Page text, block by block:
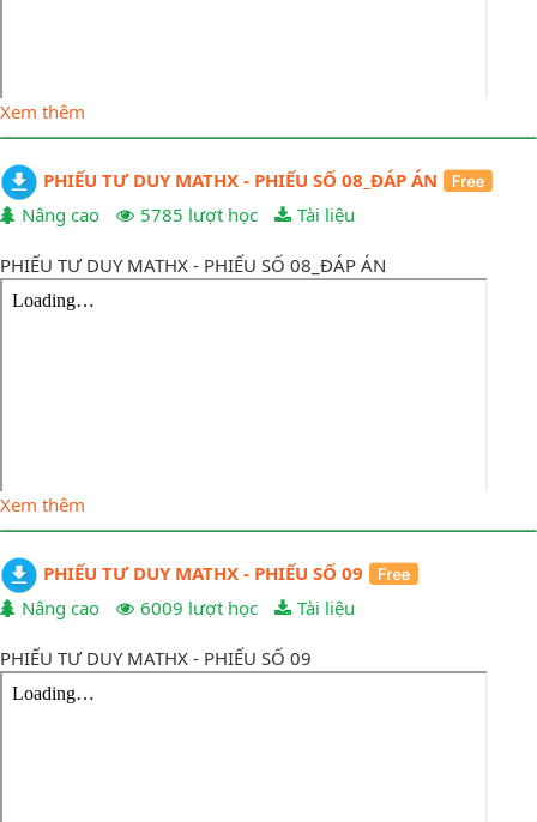
Xem thêm
PHIẾU TƯ DUY MATHX - PHIẾU SỐ 08_ĐÁP ÁN
Nâng cao
5785 lượt học Tài liệu
PHIẾU TƯ DUY MATHX - PHIẾU SỐ 08_ĐÁP ÁN
Xem thêm
PHIẾU TƯ DUY MATHX - PHIẾU SỐ 09
Nâng cao
6009 lượt học Tài liệu
PHIẾU TƯ DUY MATHX - PHIẾU SỐ 09